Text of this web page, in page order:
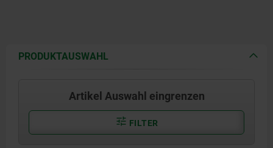
PRODUKTAUSWAHL
Artikel Auswahl eingrenzen
FILTER